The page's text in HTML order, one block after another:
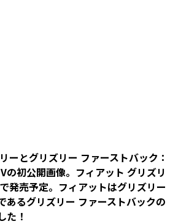
ーとグリズリー ファーストバック：
の初公開画像。フィアット グリズリ
発売予定。フィアットはグリズリー
あるグリズリー ファーストバックの
た！